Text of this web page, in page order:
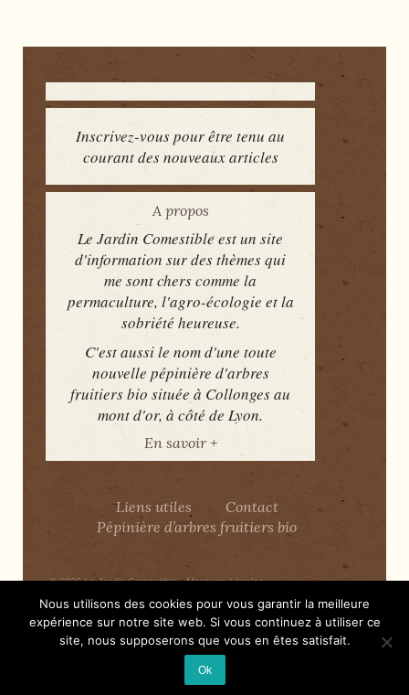
Inscrivez-vous pour être tenu au
courant des nouveaux articles
A propos
Le Jardin Comestible est un site
d'information sur des thèmes qui
me sont chers comme la
permaculture, l'agro-écologie et la
sobriété heureuse.
C'est aussi le nom d'une toute
nouvelle pépinière d'arbres
fruitiers bio située à Collonges au
mont d'or, à côté de Lyon.
En savoir +
Liens utiles
Contact
Pépinière d’arbres fruitiers bio
© 2026Le Jardin Comestible-Mentions Légales
↑
Nous utilisons des cookies pour vous garantir la meilleure
expérience sur notre site web. Si vous continuez à utiliser ce
site, nous supposerons que vous en êtes satisfait.
Ok